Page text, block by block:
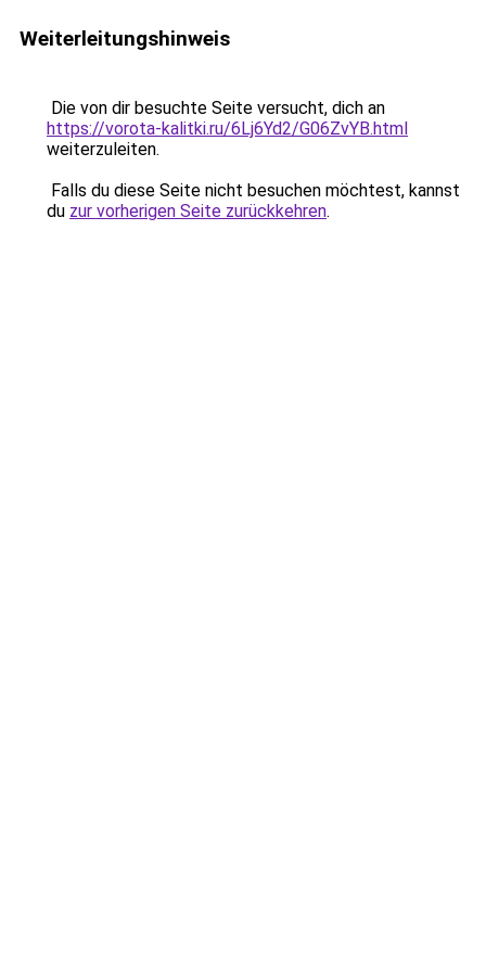
Weiterleitungshinweis
Die von dir besuchte Seite versucht, dich an
https://vorota-kalitki.ru/6Lj6Yd2/G06ZvYB.html
weiterzuleiten.
Falls du diese Seite nicht besuchen möchtest, kannst
du zur vorherigen Seite zurückkehren.